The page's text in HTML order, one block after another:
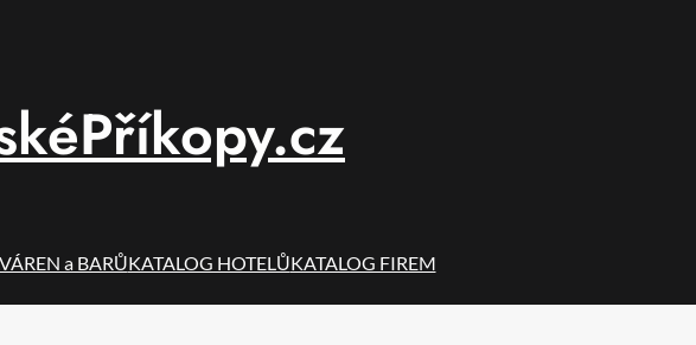
a BARŮKATALOG HOTELŮKATALOG FIREM